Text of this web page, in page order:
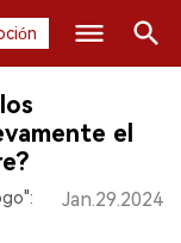
el
Jan.29.2024